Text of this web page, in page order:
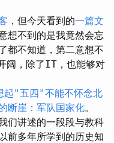
，但今天看到的一篇文
想不到的是我竟然会忘
都不知道，第二意想不
，除了IT，也能够对
起"五四"不能不怀念北
断崖：军队国家化。
们讲述的一段段与教科
前多年所学到的历史知